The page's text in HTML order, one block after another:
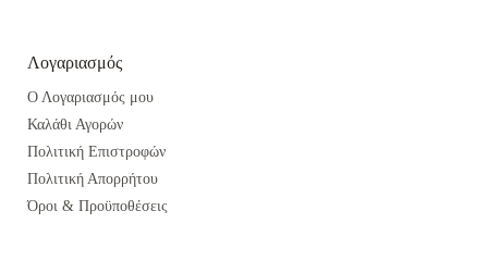
Λογαριασμός
Ο Λογαριασμός μου
Καλάθι Αγορών
Πολιτική Επιστροφών
Πολιτική Απορρήτου
Όροι & Προϋποθέσεις